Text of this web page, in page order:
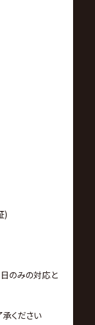
)
のみの対応と
ください